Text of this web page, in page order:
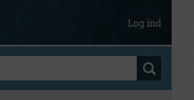
Log ind